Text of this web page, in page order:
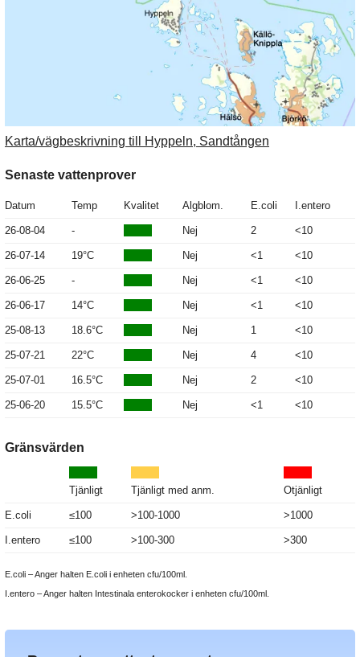
Karta/vägbeskrivning till Hyppeln, Sandtången
Senaste vattenprover
Datum Temp Kvalitet Algblom. E.coli I.entero
26-08-04 - Nej 2 <10
26-07-14 19°C Nej <1 <10
26-06-25 - Nej <1 <10
26-06-17 14°C Nej <1 <10
25-08-13 18.6°C Nej 1 <10
25-07-21 22°C Nej 4 <10
25-07-01 16.5°C Nej 2 <10
25-06-20 15.5°C Nej <1 <10
Gränsvärden
Tjänligt Tjänligt med anm. Otjänligt
E.coli ≤100 >100-1000 >1000
I.entero ≤100 >100-300 >300
E.coli – Anger halten E.coli i enheten cfu/100ml.
I.entero – Anger halten Intestinala enterokocker i enheten cfu/100ml.